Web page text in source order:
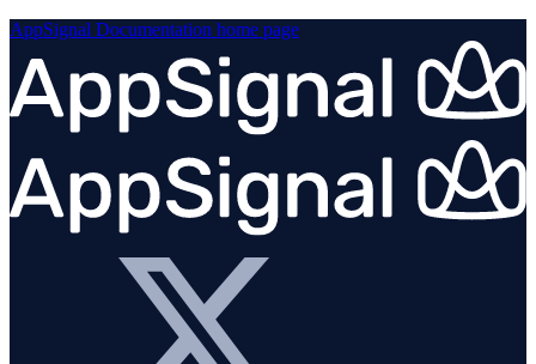
AppSignal Documentation home page